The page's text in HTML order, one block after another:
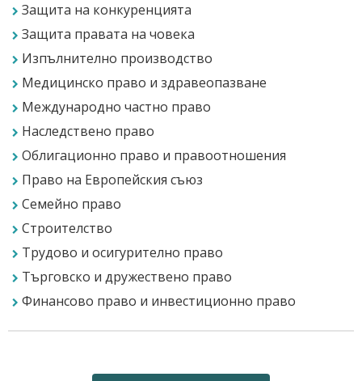
Защита на конкуренцията
Защита правата на човека
Изпълнително производство
Медицинско право и здравеопазване
Международно частно право
Наследствено право
Облигационно право и правоотношения
Право на Европейския съюз
Семейно право
Строителство
Трудово и осигурително право
Търговско и дружествено право
Финансово право и инвестиционно право